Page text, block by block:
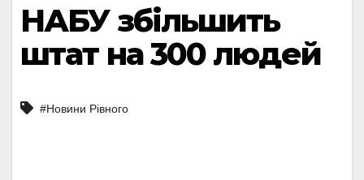
НАБУ збільшить
штат на 300 людей
#Новини Рівного